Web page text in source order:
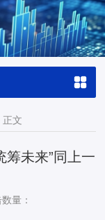
正文
筹未来”同上一
量：